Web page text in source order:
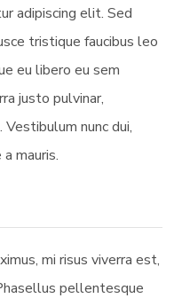
adipiscing elit. Sed
tristique faucibus leo
eu libero eu sem
justo pulvinar,
nunc dui,
mauris.
mi risus viverra est,
pellentesque